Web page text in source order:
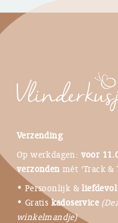
Verzending
Op werkdagen: voor
verzonden mét ‘Track &
• Persoonlijk &liefdevol
• Gratis kadoservice
winkelmandje)